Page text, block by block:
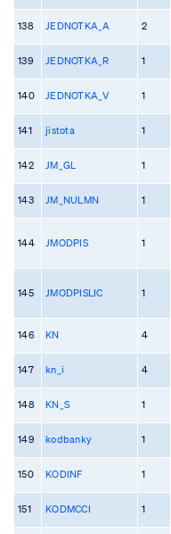
138 JEDNOTKA_A 2
139 JEDNOTKA_R 1
140 JEDNOTKA_V 1
141 jistota 1
142 JM_GL 1
143 JM_NULMN 1
144 JMODPIS 1
145 JMODPISLIC 1
146 KN 4
147 kn_i 4
148 KN_S 1
149 kodbanky 1
150 KODINF 1
151 KODMCCI 1